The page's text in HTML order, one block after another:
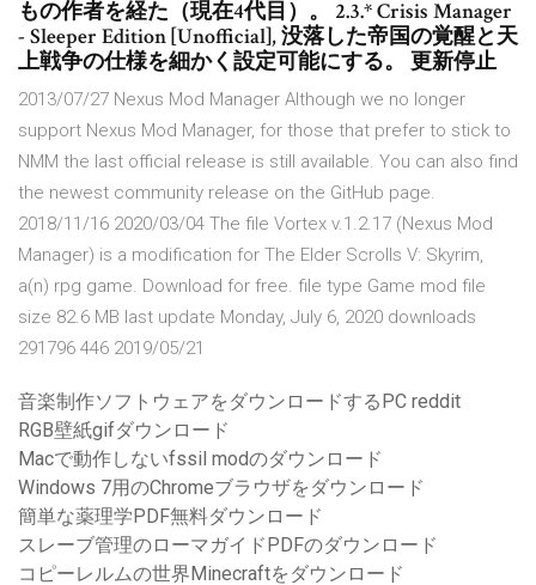
もの作者を経た（現在4代目）。 2.3.* Crisis Manager
- Sleeper Edition [Unofficial], 没落した帝国の覚醒と天
上戦争の仕様を細かく設定可能にする。 更新停止
2013/07/27 Nexus Mod Manager Although we no longer
support Nexus Mod Manager, for those that prefer to stick to
NMM the last official release is still available. You can also find
the newest community release on the GitHub page.
2018/11/16 2020/03/04 The file Vortex v.1.2.17 (Nexus Mod
Manager) is a modification for The Elder Scrolls V: Skyrim,
a(n) rpg game. Download for free. file type Game mod file
size 82.6 MB last update Monday, July 6, 2020 downloads
291796 446 2019/05/21
音楽制作ソフトウェアをダウンロードするPC reddit
RGB壁紙gifダウンロード
Macで動作しないfssil modのダウンロード
Windows 7用のChromeブラウザをダウンロード
簡単な薬理学PDF無料ダウンロード
スレーブ管理のローマガイドPDFのダウンロード
コピーレルムの世界Minecraftをダウンロード